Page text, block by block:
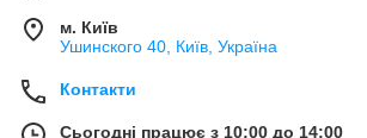
м. Київ
Ушинского 40, Київ, Україна
Контакти
Сьогодні працює з 10:00 до 14:00